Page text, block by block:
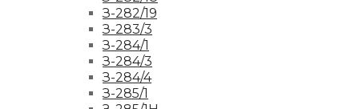
З-282/19
З-283/3
З-284/1
З-284/3
З-284/4
З-285/1